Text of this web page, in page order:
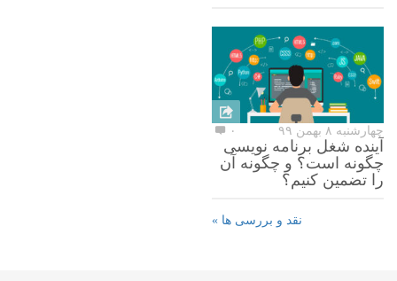
چهارشنبه ۸ بهمن ۹۹ ۰
آینده شغل برنامه نویسی
چگونه است؟ و چگونه آن
را تضمین کنیم؟
نقد و بررسی ها »